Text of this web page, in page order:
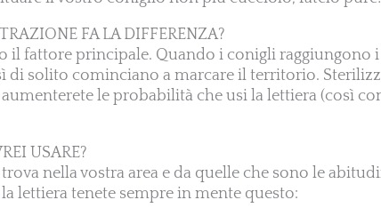
FA LA DIFFERENZA?
il fattore principale. Quando i conigli raggiungono
di solito cominciano a marcare il territorio.
le probabilità che usi la lettiera (così
USARE?
nella vostra area e da quelle che sono le
lettiera tenete sempre in mente questo: